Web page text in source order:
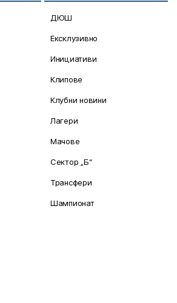
ДЮШ
Ексклузивно
Инициативи
Клипове
Клубни новини
Лагери
Мачове
Сектор „Б“
Трансфери
Шампионат